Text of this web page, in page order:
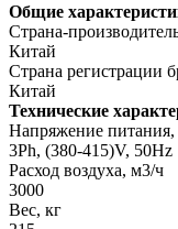
Общие
Страна-
Китай
Страна регистрации
Китай
Технические
Напряжение
3Ph, (380-415)V, 50Hz
Расход воздуха, м3/ч
3000
Вес, кг